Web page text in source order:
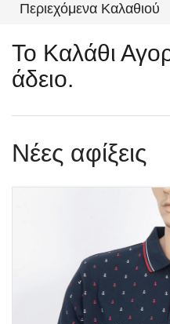
Περιεχόμενα Καλαθιού
Το Καλάθι
άδειο.
Νέες αφίξεις